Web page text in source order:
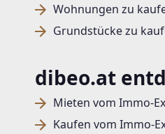
Wohnungen zu
Grundstücke zu
dibeo.at
Mieten vom Immo-
Kaufen vom Immo-